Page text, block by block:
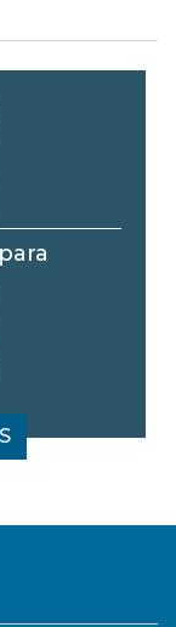
DE
2026